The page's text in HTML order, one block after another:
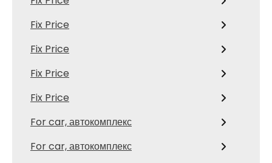
Fix Price
Fix Price
Fix Price
Fix Price
For car, автокомплекс
For car, автокомплекс